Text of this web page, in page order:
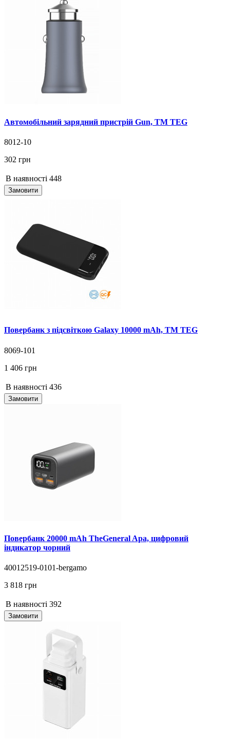
Автомобільний зарядний пристрій Gun, TM TEG
8012-10
302 грн
В наявності 448
Замовити
Повербанк з підсвіткою Galaxy 10000 mAh, ТМ TEG
8069-101
1 406 грн
В наявності 436
Замовити
Повербанк 20000 mAh TheGeneral Apa, цифровий
індикатор чорний
40012519-0101-bergamo
3 818 грн
В наявності 392
Замовити